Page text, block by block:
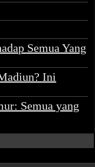
Semua Yang
Ini
Semua yang